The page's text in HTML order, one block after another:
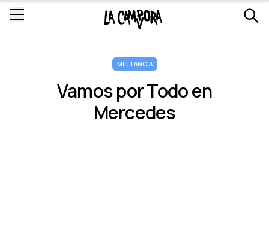
MILITANCIA
Vamos por Todo en
Mercedes